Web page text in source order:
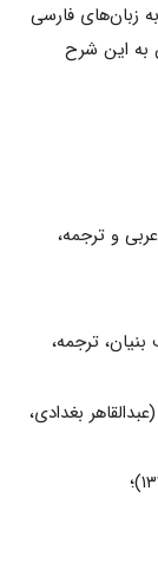
زبان‌هاى فارسى
به این شرح
و ترجمه،
ترجمه،
بغدادى،